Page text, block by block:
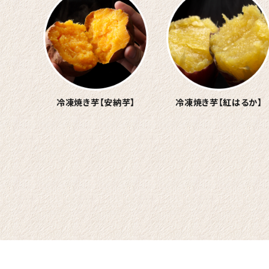
冷凍焼き芋【安納芋】 冷凍焼き芋【紅はるか】